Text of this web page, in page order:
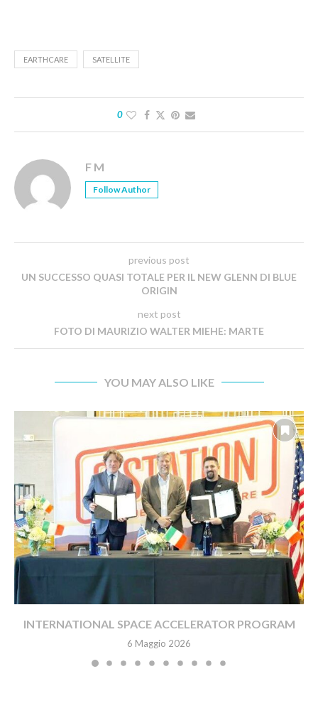
EARTHCARE SATELLITE
0
F M
Follow Author
previous post
UN SUCCESSO QUASI TOTALE PER IL NEW GLENN DI BLUE
ORIGIN
next post
FOTO DI MAURIZIO WALTER MIEHE: MARTE
YOU MAY ALSO LIKE
INTERNATIONAL SPACE ACCELERATOR PROGRAM
6 Maggio 2026